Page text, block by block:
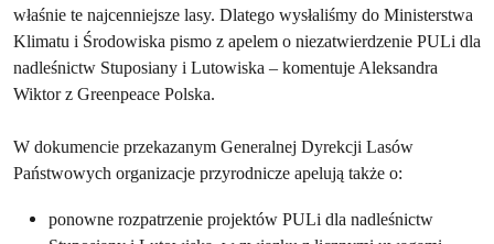
właśnie te najcenniejsze lasy. Dlatego wysłaliśmy do Ministerstwa
Klimatu i Środowiska pismo z apelem o niezatwierdzenie PULi dla
nadleśnictw Stuposiany i Lutowiska – komentuje Aleksandra
Wiktor z Greenpeace Polska.
W dokumencie przekazanym Generalnej Dyrekcji Lasów
Państwowych organizacje przyrodnicze apelują także o:
ponowne rozpatrzenie projektów PULi dla nadleśnictw